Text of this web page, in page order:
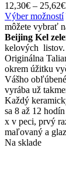
12,30€ – 25,62€
Výber možností
môžete vybrať
Beijing Kel
kelových listov.
Originálna
okrem úžitku
Vášho
vyrába už
Každý
sa 8 až 12
x v peci, prvý
maľovaný a
Na sklade